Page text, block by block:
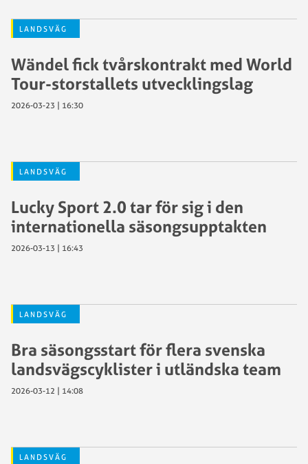
LANDSVÄG
Wändel fick tvårskontrakt med World
Tour-storstallets utvecklingslag
2026-03-23 | 16:30
LANDSVÄG
Lucky Sport 2.0 tar för sig i den
internationella säsongsupptakten
2026-03-13 | 16:43
LANDSVÄG
Bra säsongsstart för flera svenska
landsvägscyklister i utländska team
2026-03-12 | 14:08
LANDSVÄG